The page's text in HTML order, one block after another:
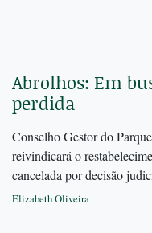
Abrolhos: Em
perdida
Conselho Gestor do
reivindicará o
cancelada por decisão
Elizabeth Oliveira